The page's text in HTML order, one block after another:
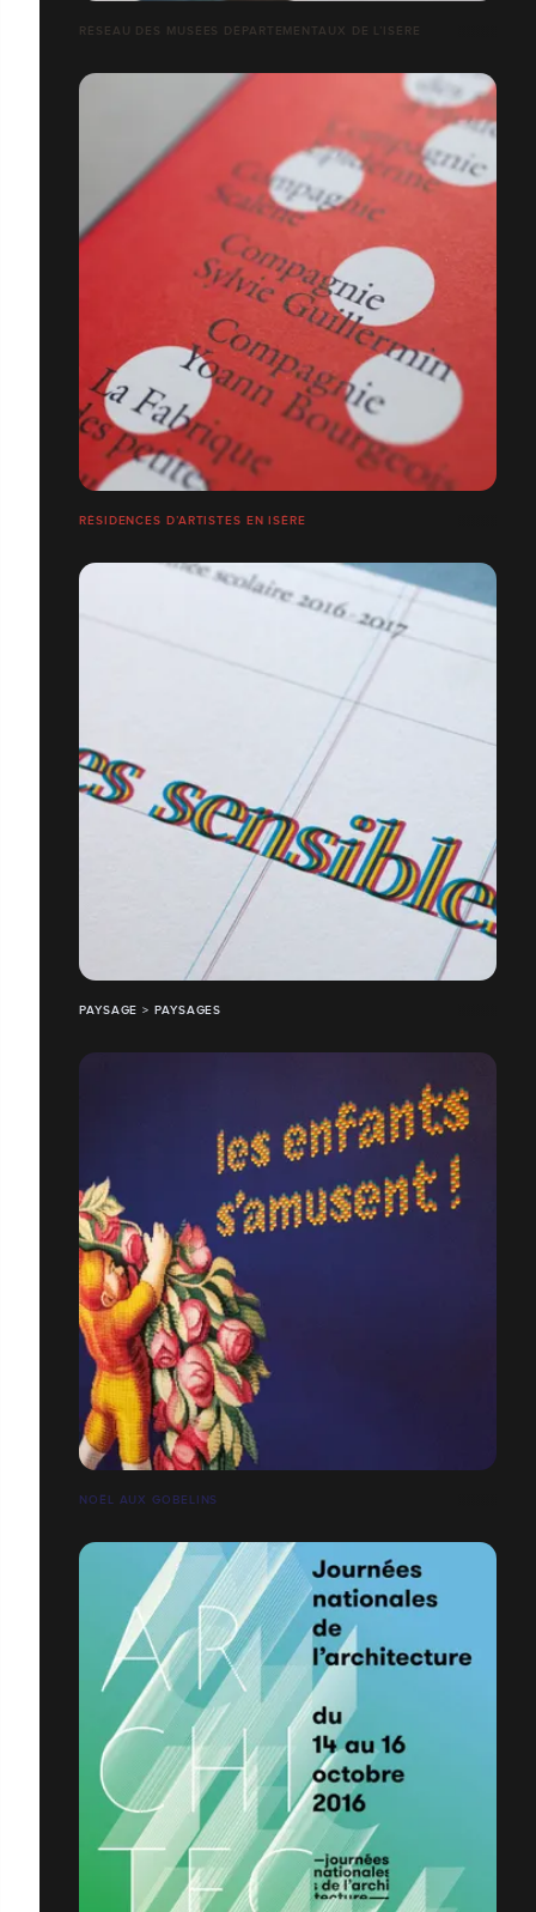
RÉSEAU DES MUSÉES DÉPARTEMENTAUX DE L’ISÈRE
RÉSIDENCES D’ARTISTES EN ISÈRE
PAYSAGE > PAYSAGES
NOËL AUX GOBELINS